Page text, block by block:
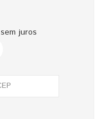
sem juros